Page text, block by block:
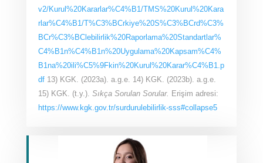
v2/Kurul%20Kararlar%C4%B1/TMS%20Kurul%20Kara
rlar%C4%B1/T%C3%BCrkiye%20S%C3%BCrd%C3%
BCr%C3%BClebilirlik%20Raporlama%20Standartlar%
C4%B1n%C4%B1n%20Uygulama%20Kapsam%C4%
B1na%20ili%C5%9Fkin%20Kurul%20Karar%C4%B1.p
df13) KGK. (2023a). a.g.e. 14) KGK. (2023b). a.g.e.
15) KGK. (t.y.). Sıkça Sorulan Sorular. Erişim adresi:
https://www.kgk.gov.tr/surdurulebilirlik-sss#collapse5